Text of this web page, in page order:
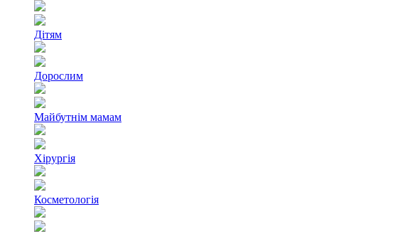
Дітям
Дорослим
Майбутнім мамам
Хірургія
Косметологія